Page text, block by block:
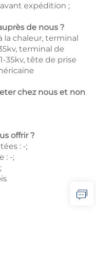
expédition ;
de nous ?
la chaleur, terminal
terminal de
35kv, tête de prise
chez nous et non
offrir ?
: -;
: -;